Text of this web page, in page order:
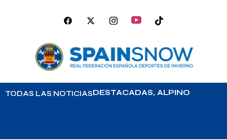
TODAS LAS NOTICIASDESTACADAS, ALPINO